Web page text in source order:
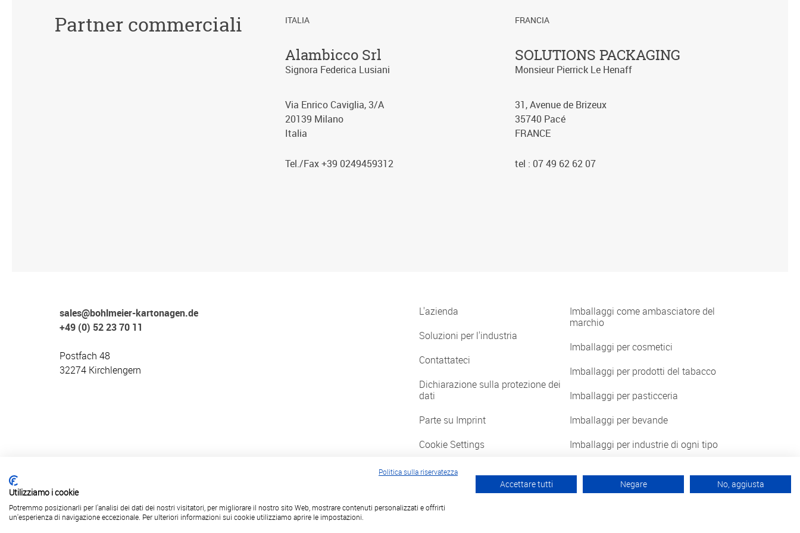
Partner commerciali ITALIA
Alambicco Srl
Signora Federica Lusiani
Via Enrico Caviglia, 3/A
20139 Milano
Italia
Tel./Fax +39 0249459312
FRANCIA
SOLUTIONS PACKAGING
Monsieur Pierrick Le Henaff
31, Avenue de Brizeux
35740 Pacé
FRANCE
tel : 07 49 62 62 07
sales@bohlmeier-kartonagen.de
+49 (0) 52 23 70 11
Postfach 48
32274 Kirchlengern
L'azienda
Soluzioni per l'industria
Contattateci
Dichiarazione sulla protezione dei
dati
Parte su Imprint
Cookie Settings
Imballaggi come ambasciatore del
marchio
Imballaggi per cosmetici
Imballaggi per prodotti del tabacco
Imballaggi per pasticceria
Imballaggi per bevande
Imballaggi per industrie di ogni tipo
Politica sulla riservatezza
Utilizziamo i cookie
Potremmo posizionarli per l'analisi dei dati dei nostri visitatori, per migliorare il nostro sito Web, mostrare contenuti personalizzati e offrirti
un'esperienza di navigazione eccezionale. Per ulteriori informazioni sui cookie utilizziamo aprire le impostazioni.
Accettare tutti Negare No, aggiusta